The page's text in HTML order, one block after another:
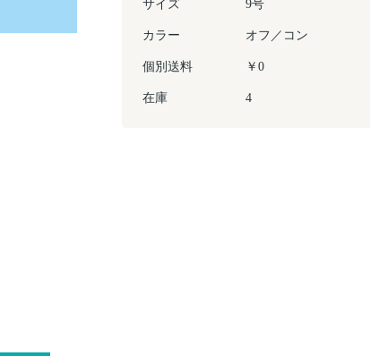
サイズ 9号
カラー オフ／コン
個別送料 ￥0
在庫 4